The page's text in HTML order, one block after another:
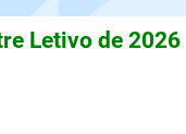
Letivo de 2026